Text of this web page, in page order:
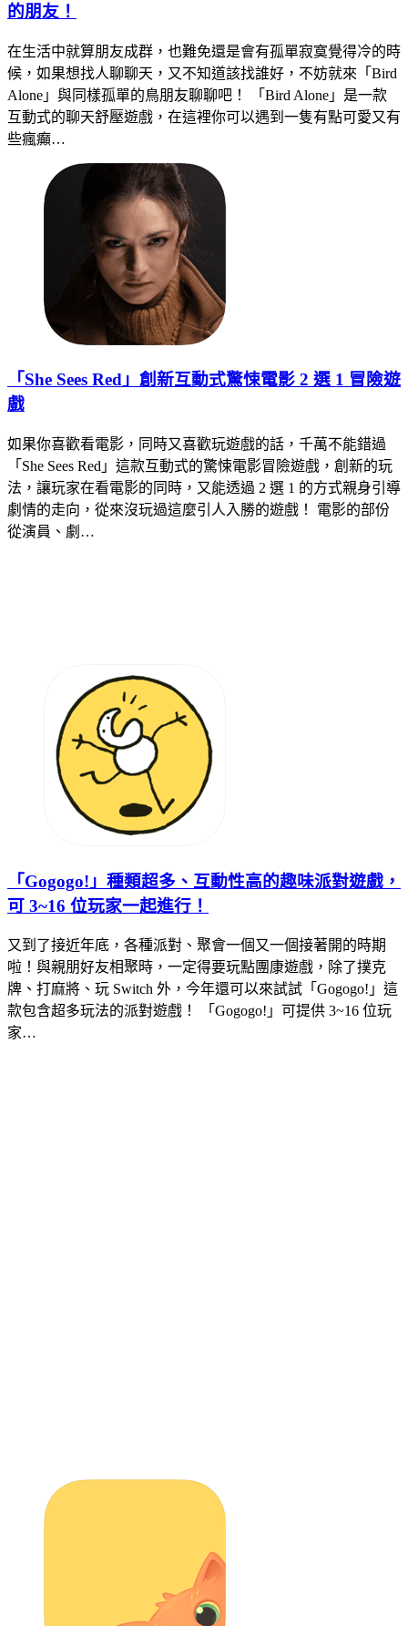
的朋友！
在生活中就算朋友成群，也難免還是會有孤單寂寞覺得冷的時
候，如果想找人聊聊天，又不知道該找誰好，不妨就來「Bird
Alone」與同樣孤單的鳥朋友聊聊吧！ 「Bird Alone」是一款
互動式的聊天舒壓遊戲，在這裡你可以遇到一隻有點可愛又有
些瘋癲…
「She Sees Red」創新互動式驚悚電影 2 選 1 冒險遊
戲
如果你喜歡看電影，同時又喜歡玩遊戲的話，千萬不能錯過
「She Sees Red」這款互動式的驚悚電影冒險遊戲，創新的玩
法，讓玩家在看電影的同時，又能透過 2 選 1 的方式親身引導
劇情的走向，從來沒玩過這麼引人入勝的遊戲！ 電影的部份
從演員、劇…
「Gogogo!」種類超多、互動性高的趣味派對遊戲，
可 3~16 位玩家一起進行！
又到了接近年底，各種派對、聚會一個又一個接著開的時期
啦！與親朋好友相聚時，一定得要玩點團康遊戲，除了撲克
牌、打麻將、玩 Switch 外，今年還可以來試試「Gogogo!」這
款包含超多玩法的派對遊戲！ 「Gogogo!」可提供 3~16 位玩
家…